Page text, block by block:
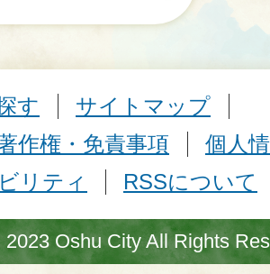
す
サイトマップ
作権・免責事項
個人
リティ
RSSについて
2023 Oshu City All Rights